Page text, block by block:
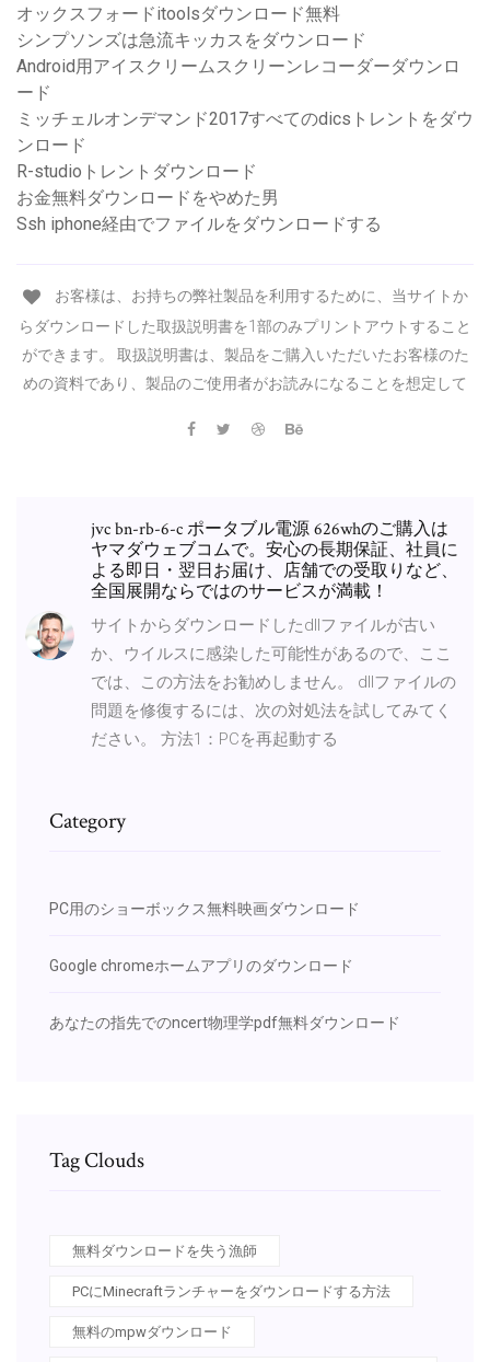
オックスフォードitoolsダウンロード無料
シンプソンズは急流キッカスをダウンロード
Android用アイスクリームスクリーンレコーダーダウンロ
ード
ミッチェルオンデマンド2017すべてのdicsトレントをダウ
ンロード
R-studioトレントダウンロード
お金無料ダウンロードをやめた男
Ssh iphone経由でファイルをダウンロードする
お客様は、お持ちの弊社製品を利用するために、当サイトか
らダウンロードした取扱説明書を1部のみプリントアウトすること
ができます。 取扱説明書は、製品をご購入いただいたお客様のた
めの資料であり、製品のご使用者がお読みになることを想定して
jvc bn-rb-6-c ポータブル電源 626whのご購入は
ヤマダウェブコムで。安心の長期保証、社員に
よる即日・翌日お届け、店舗での受取りなど、
全国展開ならではのサービスが満載！
サイトからダウンロードしたdllファイルが古い
か、ウイルスに感染した可能性があるので、ここ
では、この方法をお勧めしません。 dllファイルの
問題を修復するには、次の対処法を試してみてく
ださい。 方法1：PCを再起動する
Category
PC用のショーボックス無料映画ダウンロード
Google chromeホームアプリのダウンロード
あなたの指先でのncert物理学pdf無料ダウンロード
Tag Clouds
無料ダウンロードを失う漁師
PCにMinecraftランチャーをダウンロードする方法
無料のmpwダウンロード